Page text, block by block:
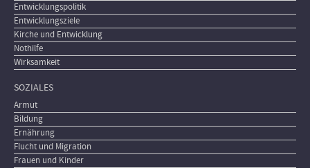
Entwicklungspolitik
Entwicklungsziele
Kirche und Entwicklung
Nothilfe
Wirksamkeit
SOZIALES
Armut
Bildung
Ernährung
Flucht und Migration
Frauen und Kinder